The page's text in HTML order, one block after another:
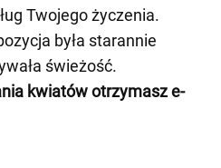
Twojego życzenia.
była starannie
świeżość.
kwiatów otrzymasz e-